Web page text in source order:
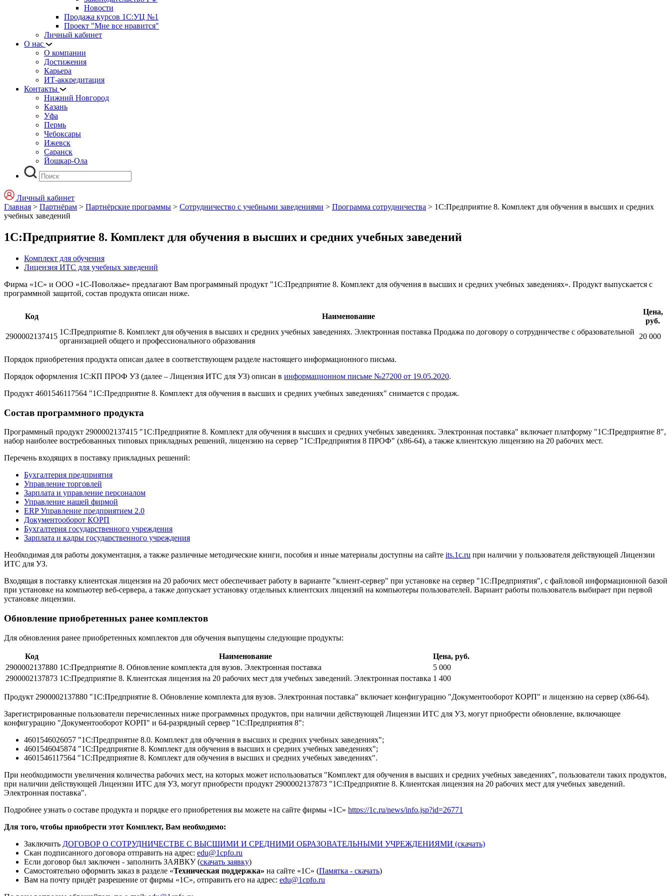
Новости
Продажа курсов 1С:УЦ №1
Проект "Мне все нравится"
Личный кабинет
О нас
О компании
Достижения
Карьера
ИТ-аккредитация
Контакты
Нижний Новгород
Казань
Уфа
Пермь
Чебоксары
Ижевск
Саранск
Йошкар-Ола
Личный кабинет
Главная > Партнёрам > Партнёрские программы > Сотрудничество с учебными заведениями > Программа сотрудничества > 1С:Предприятие 8. Комплект для обучения в высших и средних
учебных заведений
1С:Предприятие 8. Комплект для обучения в высших и средних учебных заведений
Комплект для обучения
Лицензия ИТС для учебных заведений
Фирма «1С» и ООО «1С-Поволжье» предлагают Вам программный продукт "1С:Предприятие 8. Комплект для обучения в высших и средних учебных заведениях». Продукт выпускается с
программной защитой, состав продукта описан ниже.
Код Наименование
Цена,
руб.
2900002137415
1C:Предприятие 8. Комплект для обучения в высших и средних учебных заведениях. Электронная поставка Продажа по договору о сотрудничестве с образовательной
организацией общего и профессионального образования
20 000
Порядок приобретения продукта описан далее в соответствующем разделе настоящего информационного письма.
Порядок оформления 1С:КП ПРОФ УЗ (далее – Лицензия ИТС для УЗ) описан в информационном письме №27200 от 19.05.2020.
Продукт 4601546117564 "1С:Предприятие 8. Комплект для обучения в высших и средних учебных заведениях" снимается с продаж.
Состав программного продукта
Программный продукт 2900002137415 "1C:Предприятие 8. Комплект для обучения в высших и средних учебных заведениях. Электронная поставка" включает платформу "1С:Предприятие 8",
набор наиболее востребованных типовых прикладных решений, лицензию на сервер "1С:Предприятия 8 ПРОФ" (x86-64), а также клиентскую лицензию на 20 рабочих мест.
Перечень входящих в поставку прикладных решений:
Бухгалтерия предприятия
Управление торговлей
Зарплата и управление персоналом
Управление нашей фирмой
ERP Управление предприятием 2.0
Документооборот КОРП
Бухгалтерия государственного учреждения
Зарплата и кадры государственного учреждения
Необходимая для работы документация, а также различные методические книги, пособия и иные материалы доступны на сайте its.1c.ru при наличии у пользователя действующей Лицензии
ИТС для УЗ.
Входящая в поставку клиентская лицензия на 20 рабочих мест обеспечивает работу в варианте "клиент-сервер" при установке на сервер "1С:Предприятия", с файловой информационной базой
при установке на компьютер веб-сервера, а также допускает установку отдельных клиентских лицензий на компьютеры пользователей. Вариант работы пользователь выбирает при первой
установке лицензии.
Обновление приобретенных ранее комплектов
Для обновления ранее приобретенных комплектов для обучения выпущены следующие продукты:
Код Наименование
Цена, руб.
2900002137880 1С:Предприятие 8. Обновление комплекта для вузов. Электронная поставка
5 000
2900002137873 1С:Предприятие 8. Клиентская лицензия на 20 рабочих мест для учебных заведений. Электронная поставка 1 400
Продукт 2900002137880 "1С:Предприятие 8. Обновление комплекта для вузов. Электронная поставка" включает конфигурацию "Документооборот КОРП" и лицензию на сервер (x86-64).
Зарегистрированные пользователи перечисленных ниже программных продуктов, при наличии действующей Лицензии ИТС для УЗ, могут приобрести обновление, включающее
конфигурацию "Документооборот КОРП" и 64-разрядный сервер "1С:Предприятия 8":
4601546026057 "1С:Предприятие 8.0. Комплект для обучения в высших и средних учебных заведениях";
4601546045874 "1C:Предприятие 8. Комплект для обучения в высших и средних учебных заведениях";
4601546117564 "1С:Предприятие 8. Комплект для обучения в высших и средних учебных заведениях".
При необходимости увеличения количества рабочих мест, на которых может использоваться "Комплект для обучения в высших и средних учебных заведениях", пользователи таких продуктов,
при наличии действующей Лицензии ИТС для УЗ, могут приобрести продукт 2900002137873 "1С:Предприятие 8. Клиентская лицензия на 20 рабочих мест для учебных заведений.
Электронная поставка".
Подробнее узнать о составе продукта и порядке его приобретения вы можете на сайте фирмы «1С» https://1c.ru/news/info.jsp?id=26771
Для того, чтобы приобрести этот Комплект, Вам необходимо:
Заключить ДОГОВОР О СОТРУДНИЧЕСТВЕ С ВЫСШИМИ И СРЕДНИМИ ОБРАЗОВАТЕЛЬНЫМИ УЧРЕЖДЕНИЯМИ (скачать)
Скан подписанного договора отправить на адрес: edu@1cpfo.ru
Если договор был заключен - заполнить ЗАЯВКУ (скачать заявку)
Самостоятельно оформить заказ в разделе «Техническая поддержка» на сайте «1С» (Памятка - скачать)
Вам на почту придёт разрешение от фирмы «1С», отправить его на адрес: edu@1cpfo.ru